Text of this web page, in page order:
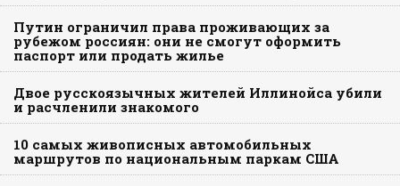
Путин ограничил права проживающих за
рубежом россиян: они не смогут оформить
паспорт или продать жилье
Двое русскоязычных жителей Иллинойса убили
и расчленили знакомого
10 самых живописных автомобильных
маршрутов по национальным паркам США